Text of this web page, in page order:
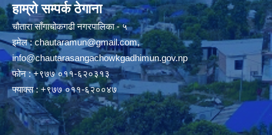
हाम्रो सम्पर्क ठेगाना
चौतारा साँगाचोकगढी नगरपालिका - ५
इमेल :chautaramun@gmail.com,
info@chautarasangachowkgadhimun.gov.np
फोन : +९७७ ०११-६२०३१३
फ्याक्स : +९७७ ०११-६२००४७